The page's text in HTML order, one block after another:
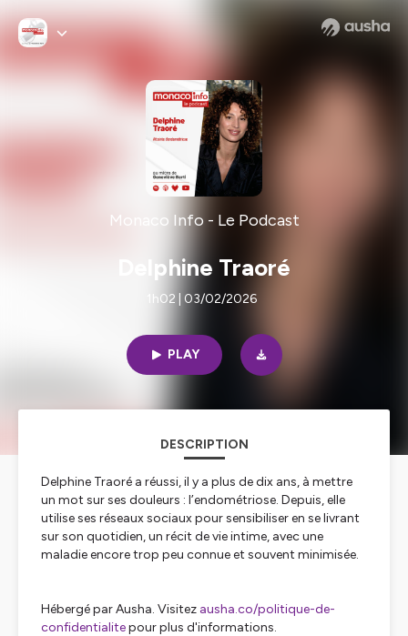
Monaco Info - Le Podcast
Delphine Traoré
1h02 | 03/02/2026
PLAY
DESCRIPTION
Delphine Traoré a réussi, il y a plus de dix ans, à mettre
un mot sur ses douleurs : l’endométriose. Depuis, elle
utilise ses réseaux sociaux pour sensibiliser en se livrant
sur son quotidien, un récit de vie intime, avec une
maladie encore trop peu connue et souvent minimisée.
Hébergé par Ausha. Visitez ausha.co/politique-de-
confidentialitepour plus d'informations.